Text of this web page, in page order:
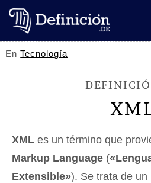
EnTecnología
XML es un término que
Markup Language (
Extensible»). Se trata de un